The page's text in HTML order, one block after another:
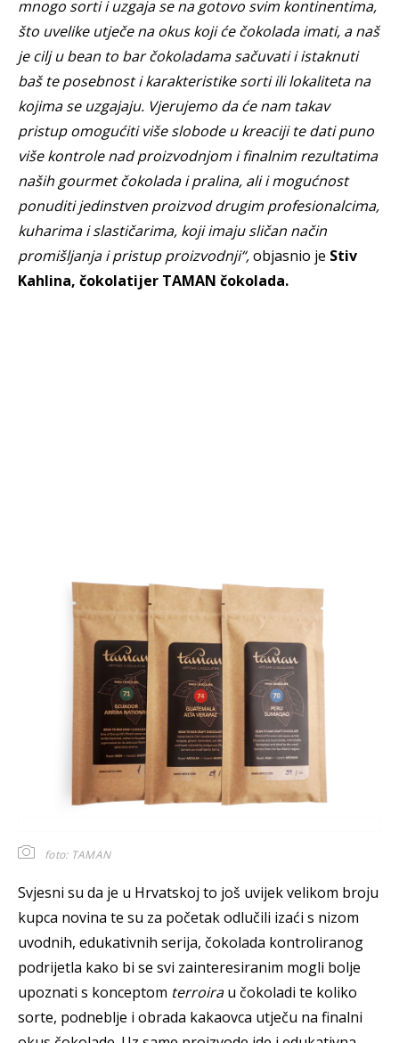
mnogo sorti i uzgaja se na gotovo svim kontinentima,
što uvelike utječe na okus koji će čokolada imati, a naš
je cilj u bean to bar čokoladama sačuvati i istaknuti
baš te posebnost i karakteristike sorti ili lokaliteta na
kojima se uzgajaju. Vjerujemo da će nam takav
pristup omogućiti više slobode u kreaciji te dati puno
više kontrole nad proizvodnjom i finalnim rezultatima
naših gourmet čokolada i pralina, ali i mogućnost
ponuditi jedinstven proizvod drugim profesionalcima,
kuharima i slastičarima, koji imaju sličan način
promišljanja i pristup proizvodnji“,objasnio je Stiv
Kahlina, čokolatijer TAMAN čokolada.
foto: TAMAN
Svjesni su da je u Hrvatskoj to još uvijek velikom broju
kupca novina te su za početak odlučili izaći s nizom
uvodnih, edukativnih serija, čokolada kontroliranog
podrijetla kako bi se svi zainteresiranim mogli bolje
upoznati s konceptom terroirau čokoladi te koliko
sorte, podneblje i obrada kakaovca utječu na finalni